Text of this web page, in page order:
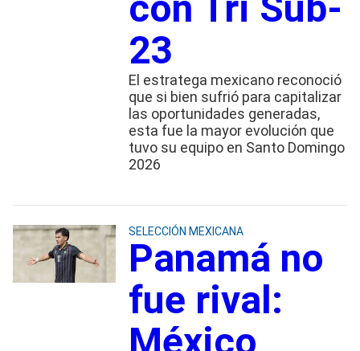
23
El estratega mexicano reconoció
que si bien sufrió para capitalizar
las oportunidades generadas,
esta fue la mayor evolución que
tuvo su equipo en Santo Domingo
2026
SELECCIÓN MEXICANA
Panamá no
fue rival:
México